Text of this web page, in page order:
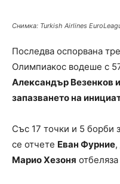
Снимка: Turkish Airlines
Последва оспорвана
Олимпиакос водеше с
Александър Везенков
запазването на
Със 17 точки и 5 борби
се отчете Еван Фурние
Марио Хезоня